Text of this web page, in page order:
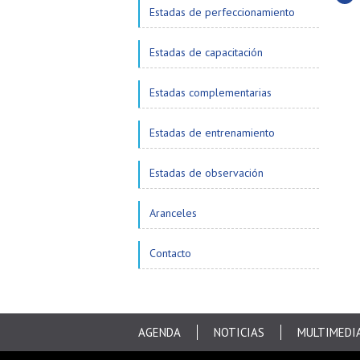
Estadas de perfeccionamiento
Estadas de capacitación
Estadas complementarias
Estadas de entrenamiento
Estadas de observación
Aranceles
Contacto
AGENDA NOTICIAS